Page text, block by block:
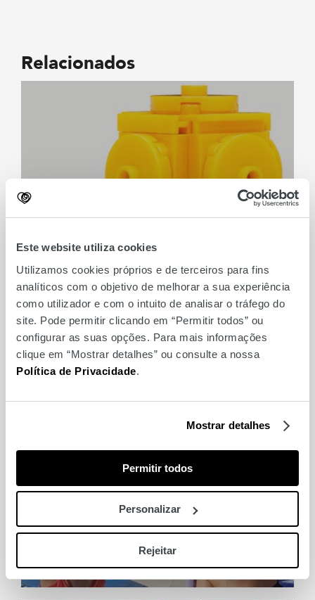
Este website utiliza cookies
Utilizamos cookies próprios e de terceiros para fins
analíticos com o objetivo de melhorar a sua experiência
como utilizador e com o intuito de analisar o tráfego do
site. Pode permitir clicando em “Permitir todos” ou
configurar as suas opções. Para mais informações
clique em “Mostrar detalhes” ou consulte a nossa
Política de Privacidade.
Mostrar detalhes
Permitir todos
Personalizar
Rejeitar
Relacionados
Make & Take Troféu
Mundial FNAC
Yoga no Ponto Alto de